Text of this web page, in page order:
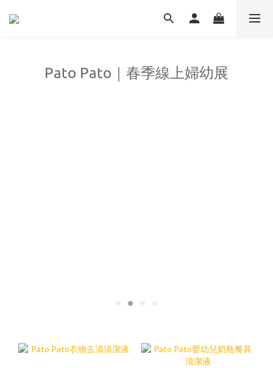
Pato Pato｜春季線上婦幼展